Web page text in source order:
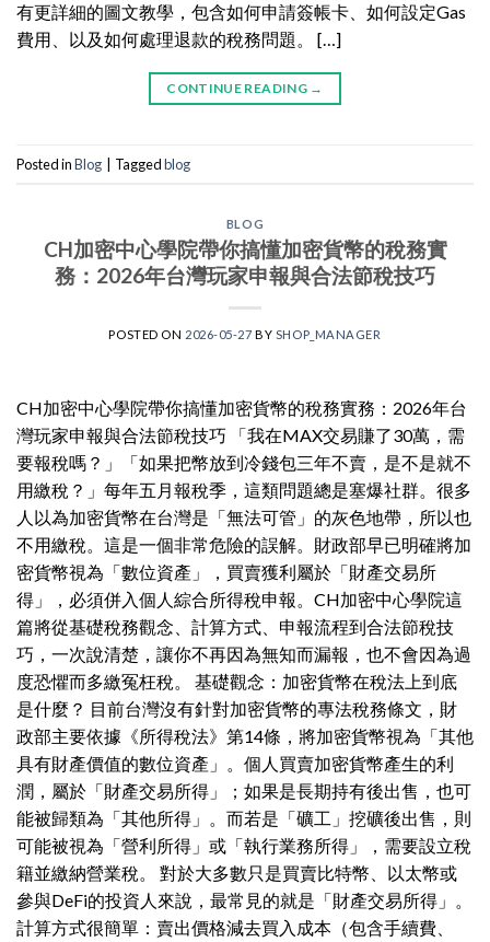
有更詳細的圖文教學，包含如何申請簽帳卡、如何設定Gas
費用、以及如何處理退款的稅務問題。 […]
CONTINUE READING →
Posted inBlog Taggedblog
BLOG
CH加密中心學院帶你搞懂加密貨幣的稅務實
務：2026年台灣玩家申報與合法節稅技巧
POSTED ON 2026-05-27 BY SHOP_MANAGER
CH加密中心學院帶你搞懂加密貨幣的稅務實務：2026年台
灣玩家申報與合法節稅技巧 「我在MAX交易賺了30萬，需
要報稅嗎？」「如果把幣放到冷錢包三年不賣，是不是就不
用繳稅？」每年五月報稅季，這類問題總是塞爆社群。很多
人以為加密貨幣在台灣是「無法可管」的灰色地帶，所以也
不用繳稅。這是一個非常危險的誤解。財政部早已明確將加
密貨幣視為「數位資產」，買賣獲利屬於「財產交易所
得」，必須併入個人綜合所得稅申報。CH加密中心學院這
篇將從基礎稅務觀念、計算方式、申報流程到合法節稅技
巧，一次說清楚，讓你不再因為無知而漏報，也不會因為過
度恐懼而多繳冤枉稅。 基礎觀念：加密貨幣在稅法上到底
是什麼？ 目前台灣沒有針對加密貨幣的專法稅務條文，財
政部主要依據《所得稅法》第14條，將加密貨幣視為「其他
具有財產價值的數位資產」。個人買賣加密貨幣產生的利
潤，屬於「財產交易所得」；如果是長期持有後出售，也可
能被歸類為「其他所得」。而若是「礦工」挖礦後出售，則
可能被視為「營利所得」或「執行業務所得」，需要設立稅
籍並繳納營業稅。 對於大多數只是買賣比特幣、以太幣或
參與DeFi的投資人來說，最常見的就是「財產交易所得」。
計算方式很簡單：賣出價格減去買入成本（包含手續費、